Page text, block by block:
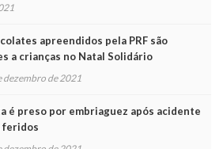
apreendidos pela PRF são
a crianças no Natal Solidário
dezembro de 2021
é preso por embriaguez após acidente
feridos